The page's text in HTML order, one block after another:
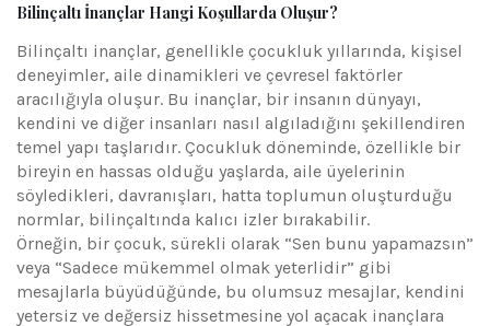
Bilinçaltı İnançlar Hangi Koşullarda Oluşur?
Bilinçaltı inançlar, genellikle çocukluk yıllarında, kişisel
deneyimler, aile dinamikleri ve çevresel faktörler
aracılığıyla oluşur. Bu inançlar, bir insanın dünyayı,
kendini ve diğer insanları nasıl algıladığını şekillendiren
temel yapı taşlarıdır. Çocukluk döneminde, özellikle bir
bireyin en hassas olduğu yaşlarda, aile üyelerinin
söyledikleri, davranışları, hatta toplumun oluşturduğu
normlar, bilinçaltında kalıcı izler bırakabilir.
Örneğin, bir çocuk, sürekli olarak “Sen bunu yapamazsın”
veya “Sadece mükemmel olmak yeterlidir” gibi
mesajlarla büyüdüğünde, bu olumsuz mesajlar, kendini
yetersiz ve değersiz hissetmesine yol açacak inançlara